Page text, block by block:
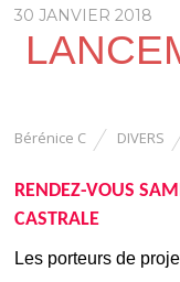
30 JANVIER 2018
Bérénice C DIVERS
RENDEZ-VOUS
CASTRALE
Les porteurs de